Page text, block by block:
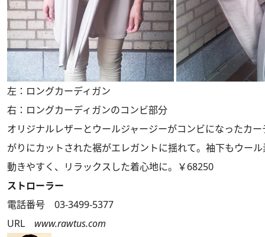
左：ロングカーディガン
右：ロングカーディガンのコンビ部分
オリジナルレザーとウールジャージーがコンビになったカ
がりにカットされた裾がエレガントに揺れて。袖下もウー
動きやすく、リラックスした着心地に。￥68250
ストローラー
電話番号 03-3499-5377
URL www.rawtus.com